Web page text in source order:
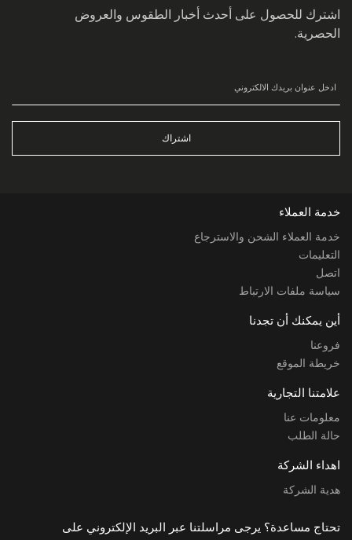
اشترك للحصول على أحدث أخبار الطقوس والعروض
الحصرية.
اشتراك
خدمة العملاء
خدمة العملاء الشحن والاسترجاع
التعليمات
اتصل
سياسة ملفات الارتباط
أين يمكنك أن تجدنا
فروعنا
خريطة الموقع
علامتنا التجارية
معلومات عنا
حالة الطلب
اهداء الشركة
هدية الشركة
تحتاج مساعدة؟ يرجى مراسلتنا عبر البريد الإلكتروني على